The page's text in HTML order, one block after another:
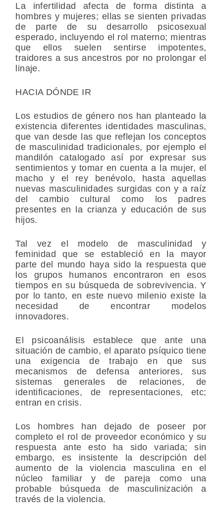
La infertilidad afecta de forma distinta a
hombres y mujeres; ellas se sienten privadas
de parte de su desarrollo psicosexual
esperado, incluyendo el rol materno; mientras
que ellos suelen sentirse impotentes,
traidores a sus ancestros por no prolongar el
linaje.
HACIA DÓNDE IR
Los estudios de género nos han planteado la
existencia diferentes identidades masculinas,
que van desde las que reflejan los conceptos
de masculinidad tradicionales, por ejemplo el
mandilón catalogado así por expresar sus
sentimientos y tomar en cuenta a la mujer, el
macho y el rey benévolo, hasta aquellas
nuevas masculinidades surgidas con y a raíz
del cambio cultural como los padres
presentes en la crianza y educación de sus
hijos.
Tal vez el modelo de masculinidad y
feminidad que se estableció en la mayor
parte del mundo haya sido la respuesta que
los grupos humanos encontraron en esos
tiempos en su búsqueda de sobrevivencia. Y
por lo tanto, en este nuevo milenio existe la
necesidad de encontrar modelos
innovadores.
El psicoanálisis establece que ante una
situación de cambio, el aparato psíquico tiene
una exigencia de trabajo en que sus
mecanismos de defensa anteriores, sus
sistemas generales de relaciones, de
identificaciones, de representaciones, etc;
entran en crisis.
Los hombres han dejado de poseer por
completo el rol de proveedor económico y su
respuesta ante esto ha sido variada; sin
embargo, es insistente la descripción del
aumento de la violencia masculina en el
núcleo familiar y de pareja como una
probable búsqueda de masculinización a
través de la violencia.